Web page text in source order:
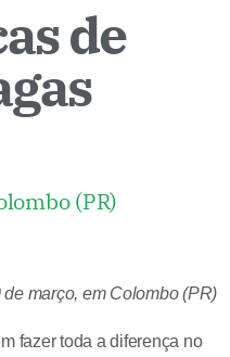
de
(PR)
março, em Colombo (PR)
fazer toda a diferença no